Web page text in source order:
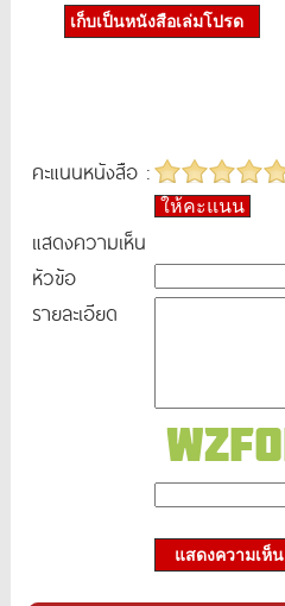
เก็บเป็นหนังสือเล่มโปรด
คะแนนหนังสือ :
ให้คะแนน
แสดงความเห็น
หัวข้อ
รายละเอียด
แสดงความเห็น